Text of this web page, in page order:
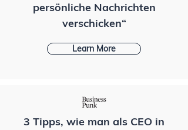
persönliche Nachrichten
verschicken“
Learn More
3 Tipps, wie man als CEO in